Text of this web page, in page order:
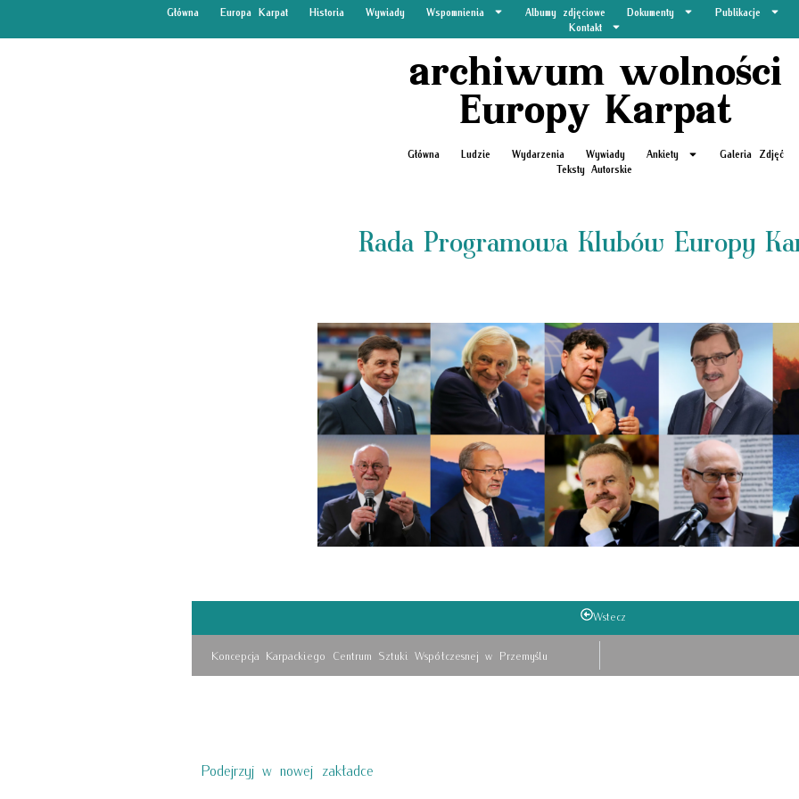
Główna Europa Karpat Historia Wywiady Wspomnienia Albumy zdjęciowe Dokumenty
Publikacje
Kontakt
archiwum wolności
Europy Karpat
Główna Ludzie Wydarzenia Wywiady Ankiety
Galeria Zdjęć
Teksty Autorskie
Rada Programowa Klubów Europy
Wstecz
Koncepcja Karpackiego Centrum Sztuki Współczesnej w Przemyślu
Podejrzyj w nowej zakładce